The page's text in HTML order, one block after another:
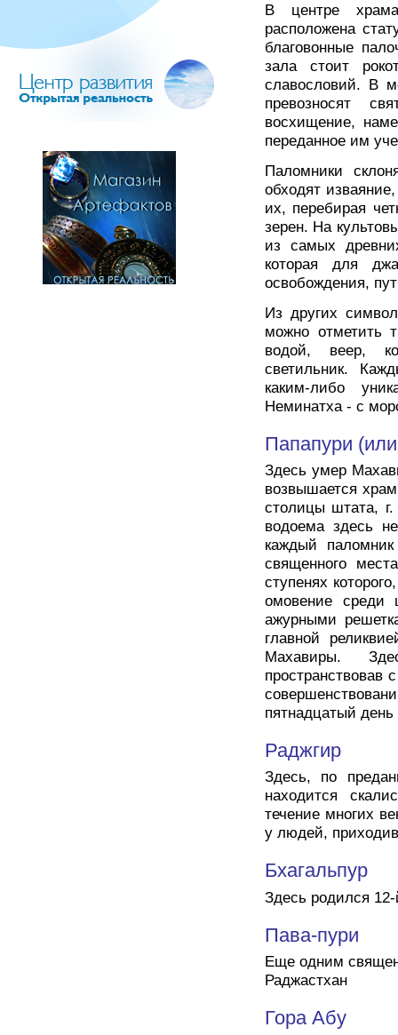
В центре
расположена
благовонные
зала стоит
славословий. В
превозносят
восхищение,
переданное им
Паломники
обходят
их, перебирая
зерен. На
из самых
которая для
освобождения,
Из других
можно отметить
водой, веер,
светильник.
каким-либо
Неминатха - с
Папапури
Здесь умер
возвышается
столицы штата, г.
водоема здесь
каждый
священного
ступенях
омовение среди
ажурными
главной
Махавиры.
пятнадцатый
Раджгир
Здесь, по
находится
течение многих
у людей,
Бхагальпур
Здесь родился 12-
Пава-пури
Еще одним
Раджастхан
Гора Абу